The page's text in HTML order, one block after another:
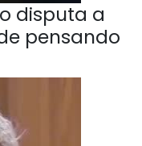
disputa a
pensando